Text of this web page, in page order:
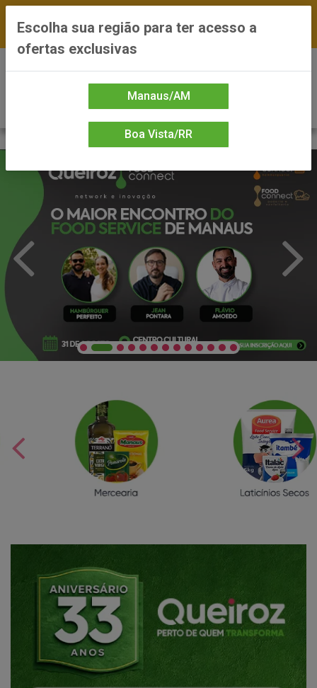
*Preços exclusivos do site — Entrega em até 24h
Escolha sua região para ter acesso a
ofertas exclusivas
Manaus/AM
Boa Vista/RR